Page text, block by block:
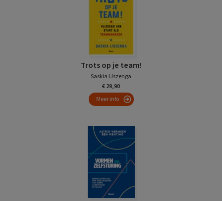
Trots op je team!
Saskia IJszenga
€ 29,90
Meer info